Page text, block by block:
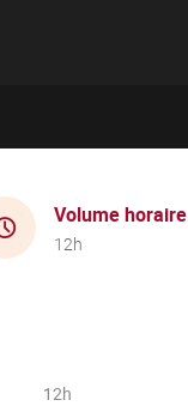
Volume horaire
12h
12h